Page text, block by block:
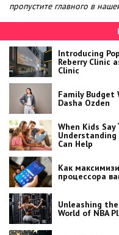
пропустите главного в
Introducing
Reberry Clinic
Clinic
Family
Dasha Ozden
When Kids
Understanding
Can Help
Как
процессора
Unleashing
World of NBA